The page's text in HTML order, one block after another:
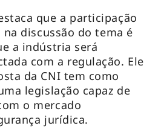
que a participação
discussão do tema é
a indústria será
com a regulação. Ele
da CNI tem como
legislação capaz de
o mercado
jurídica.